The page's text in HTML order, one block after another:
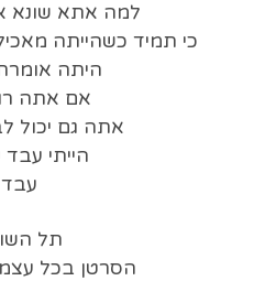
למה אתא שונא
כי תמיד כשהייתה
היתה
אם אתה
אתה גם יכול
הייתי
עבד
תל
הסרטן בכל